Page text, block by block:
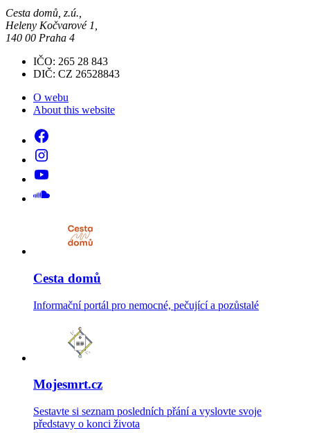
Cesta domů, z.ú.,
Heleny Kočvarové 1,
140 00 Praha 4
IČO: 265 28 843
DIČ: CZ 26528843
O webu
About this website
Cesta domů
Informační portál pro nemocné, pečující a pozůstalé
Mojesmrt.cz
Sestavte si seznam posledních přání a vyslovte svoje
představy o konci života